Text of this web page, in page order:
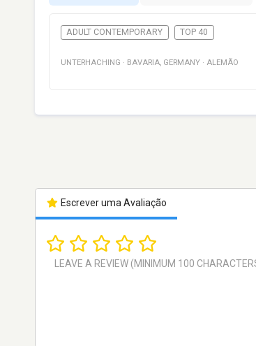
ADULT CONTEMPORARY TOP 40
UNTERHACHING · BAVARIA GERMANY · ALEMÃO
Escrever uma Avaliação